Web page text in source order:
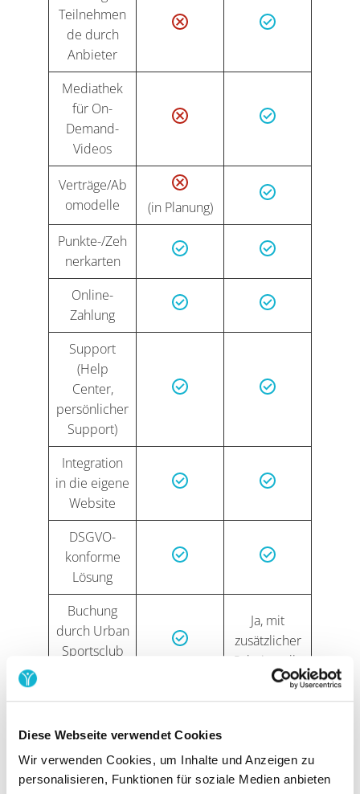
Diese Webseite verwendet Cookies
Wir verwenden Cookies, um Inhalte und Anzeigen zu
personalisieren, Funktionen für soziale Medien anbieten
Teilnehmen
de durch
Anbieter
Mediathek
für On-
Demand-
Videos
Verträge/Ab
omodelle
(in Planung)
Punkte-/Zeh
nerkarten
Online-
Zahlung
Support
(Help
Center,
persönlicher
Support)
Integration
in die eigene
Website
DSGVO-
konforme
Lösung
Buchung
durch Urban
Sportsclub
Ja, mit
zusätzlicher
Schnittstelle